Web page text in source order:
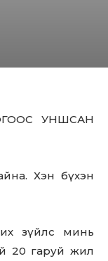
УНШСАН
Хэн бүхэн
зүйлс минь
20 гаруй жил